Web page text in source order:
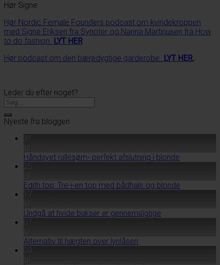
Hør Signe
Hør Nordic Female Founders podcast om kvindekroppen
med Signe Eriksen fra Synoter og Nanna Martinusen fra How
to do fashion.
LYT HER
Hør podcast om den bæredygtige garderobe.
LYT HER.
Leder du efter noget?
Nyeste fra bloggen
31
jul
Håndsyet rullesøm- perfekt afslutning i blonde
25
jul
Edith top: Tre-i-en top med bådhals og blonde
17
jul
Undgå at hvide bukser er gennemsigtige
07
jul
Alternativ til hægten over lynlåsen
03
jul